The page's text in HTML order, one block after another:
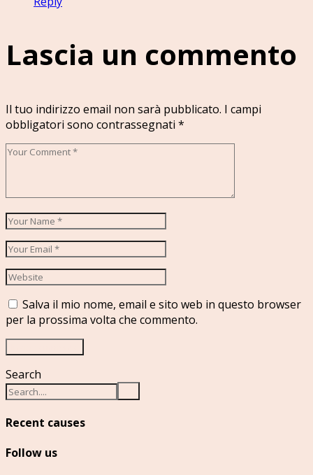
Lascia un commento
Il tuo indirizzo email non sarà pubblicato. I campi
obbligatori sono contrassegnati *
Salva il mio nome, email e sito web in questo browser
per la prossima volta che commento.
Search
Recent causes
Follow us